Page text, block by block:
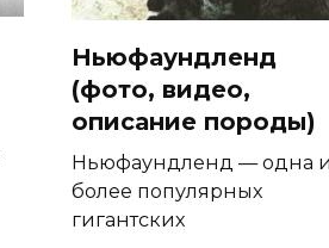
Ньюфаундленд
(фото, видео,
описание породы)
Ньюфаундленд — одна
более популярных
гигантских